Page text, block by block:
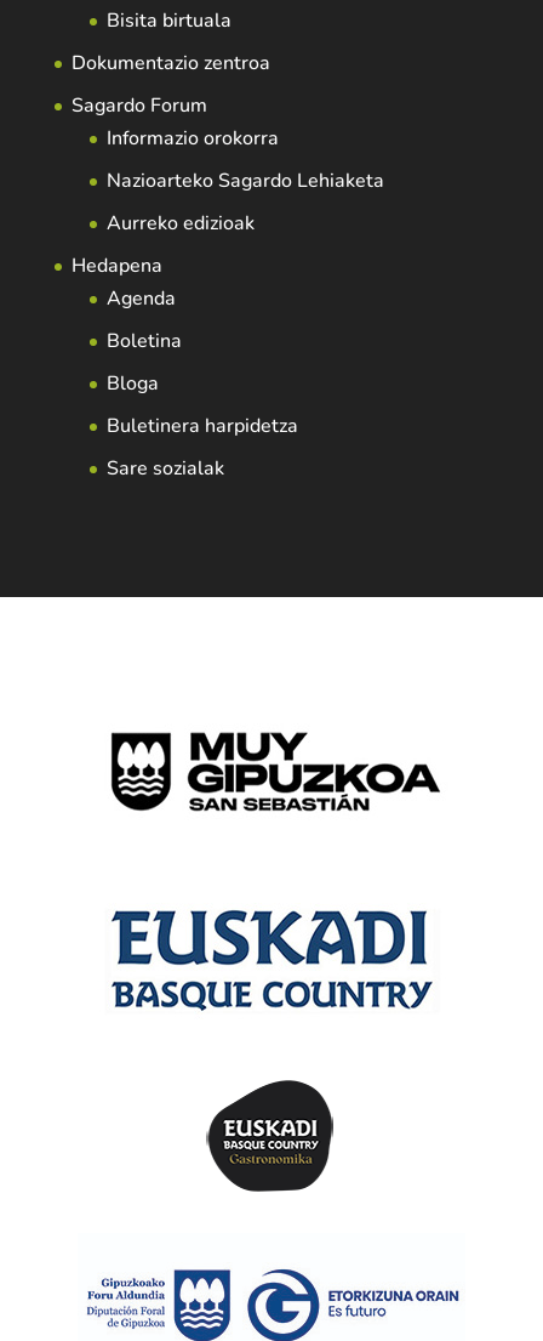
Bisita birtuala
Dokumentazio zentroa
Sagardo Forum
Informazio orokorra
Nazioarteko Sagardo Lehiaketa
Aurreko edizioak
Hedapena
Agenda
Boletina
Bloga
Buletinera harpidetza
Sare sozialak